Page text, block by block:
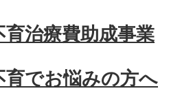
育治療費助成事業
育でお悩みの方へ